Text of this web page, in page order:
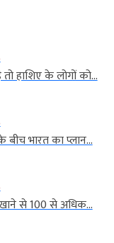
हाशिए के लोगों को...
बीच भारत का प्लान...
से 100 से अधिक...